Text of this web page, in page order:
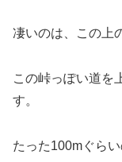
凄いのは、この上
この峠っぽい道を
す。
たった100mぐら